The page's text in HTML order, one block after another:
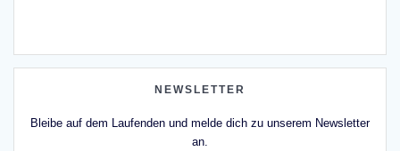
NEWSLETTER
Bleibe auf dem Laufenden und melde dich zu unserem Newsletter
an.